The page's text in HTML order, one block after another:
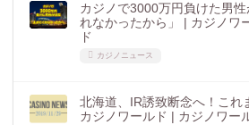
カジノで3000万円負けた男性
れなかったから」 | カジノワ
ド
カジノニュース
北海道、IR誘致断念へ！これ
カジノワールド | カジノワー